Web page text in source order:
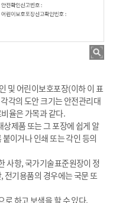
및 어린이보호포장(이하 이 표
각의 도안 크기는 안전관리대
율은 가목과 같다.
제품 또는 그 포장에 쉽게 알
이거나 인쇄 또는 각인 등의
사항, 국가기술표준원장이 정
전기용품의 경우에는 국문 또
로 하고 보색을 할 수 있다.